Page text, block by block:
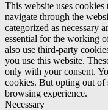
This website uses
navigate through the
categorized as necessary
essential for the working
also use third-party
you use this website.
only with your consent.
cookies. But opting out of
browsing experience.
Necessary